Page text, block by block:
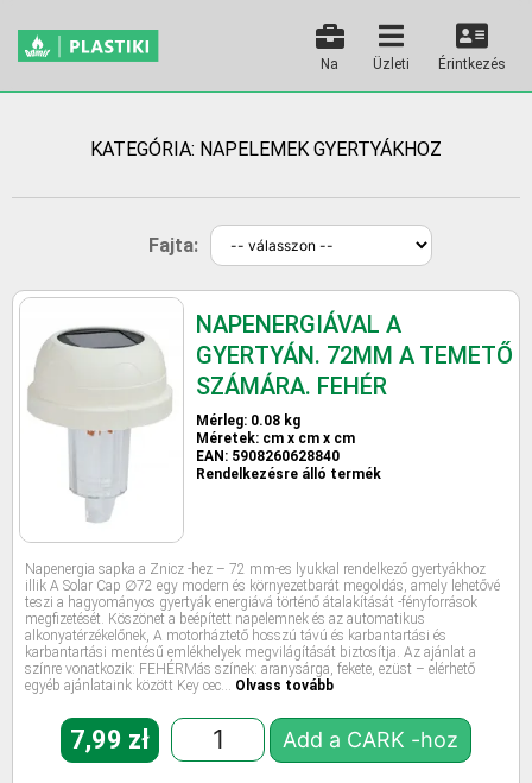
Na Üzleti Érintkezés
KATEGÓRIA: NAPELEMEK GYERTYÁKHOZ
Fajta:
NAPENERGIÁVAL A
GYERTYÁN. 72MM A TEMETŐ
SZÁMÁRA. FEHÉR
Mérleg: 0.08 kg
Méretek: cm x cm x cm
EAN: 5908260628840
Rendelkezésre álló termék
Napenergia sapka a Znicz -hez – 72 mm-es lyukkal rendelkező gyertyákhoz
illik A Solar Cap ∅72 egy modern és környezetbarát megoldás, amely lehetővé
teszi a hagyományos gyertyák energiává történő átalakítását -fényforrások
megfizetését. Köszönet a beépített napelemnek és az automatikus
alkonyatérzékelőnek, A motorháztető hosszú távú és karbantartási és
karbantartási mentésű emlékhelyek megvilágítását biztosítja. Az ajánlat a
színre vonatkozik: FEHÉRMás színek: aranysárga, fekete, ezüst – elérhető
egyéb ajánlataink között Key cec… Olvass tovább
7,99 zł Add a CARK -hoz